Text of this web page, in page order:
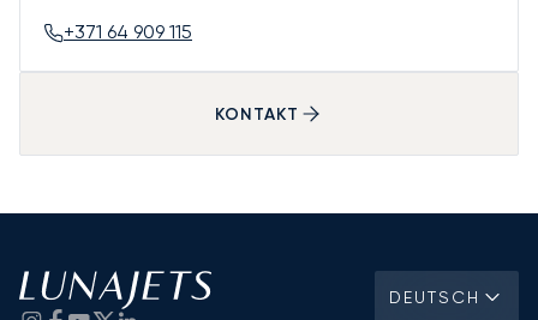
+371 64 909 115
KONTAKT
DEUTSCH